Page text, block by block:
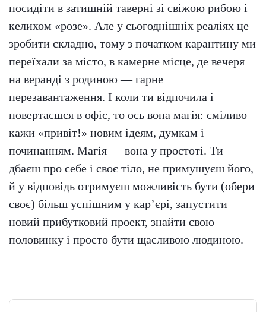
посидіти в затишній таверні зі свіжою рибою і
келихом «розе». Але у сьогоднішніх реаліях це
зробити складно, тому з початком карантину ми
переїхали за місто, в камерне місце, де вечеря
на веранді з родиною — гарне
перезавантаження. І коли ти відпочила і
повертаєшся в офіс, то ось вона магія: сміливо
кажи «привіт!» новим ідеям, думкам і
починанням. Магія — вона у простоті. Ти
дбаєш про себе і своє тіло, не примушуєш його,
й у відповідь отримуєш можливість бути (обери
своє) більш успішним у кар’єрі, запустити
новий прибутковий проект, знайти свою
половинку і просто бути щасливою людиною.